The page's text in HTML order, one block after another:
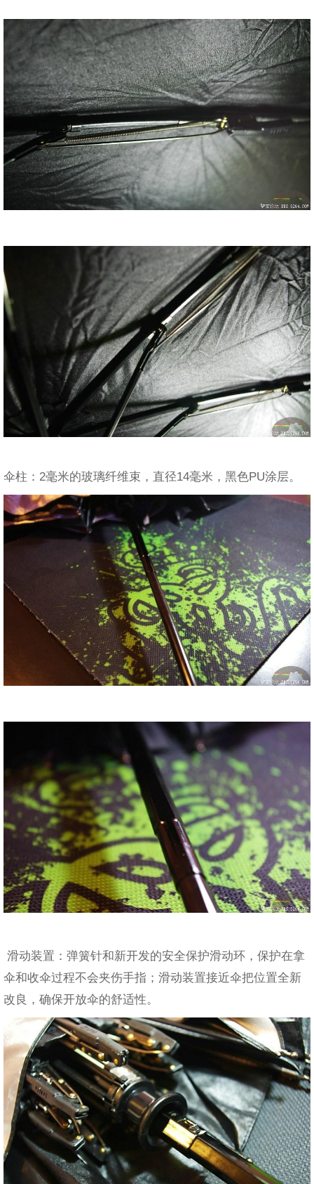
伞柱：2毫米的玻璃纤维束，直径14毫米，黑色PU涂层。
滑动装置：弹簧针和新开发的安全保护滑动环，保护在拿
伞和收伞过程不会夹伤手指；滑动装置接近伞把位置全新
改良，确保开放伞的舒适性。